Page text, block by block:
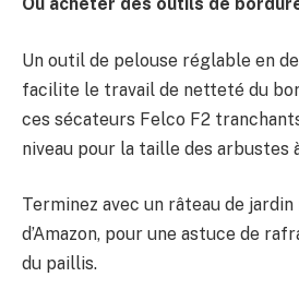
Un outil de pelouse réglable en
facilite le travail de netteté du
ces sécateurs Felco F2
niveau pour la taille des arbustes
Terminez avec un râteau de
d’Amazon, pour une astuce de
du paillis.